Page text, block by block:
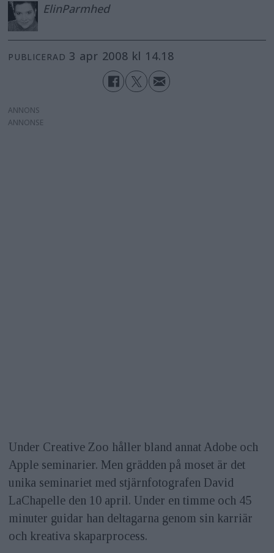
ElinParmhed
PUBLICERAD 3 apr 2008 kl 14.18
ANNONS
Under Creative Zoo håller bland annat Adobe och
Apple seminarier. Men grädden på moset är det
unika seminariet med stjärnfotografen David
LaChapelle den 10 april. Under en timme och 45
minuter guidar han deltagarna genom sin karriär
och kreativa skaparprocess.